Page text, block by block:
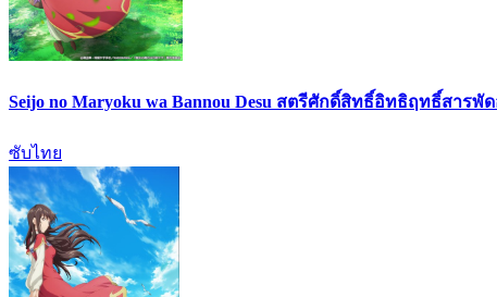
Seijo no Maryoku wa Bannou Desu สตรีศักดิ์สิทธิ์อิทธิฤทธิ์สารพั
ซับไทย